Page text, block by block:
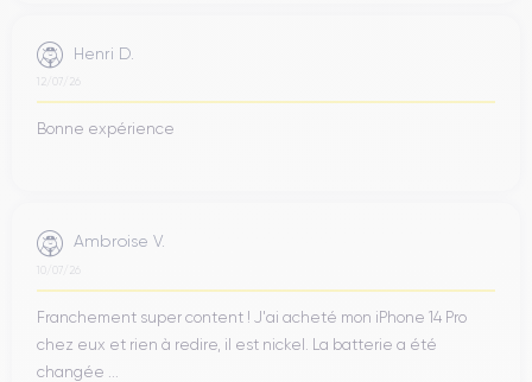
Henri D.
12/07/26
Bonne expérience
Ambroise V.
10/07/26
Franchement super content ! J'ai acheté mon iPhone 14 Pro
chez eux et rien à redire, il est nickel. La batterie a été
changée ...